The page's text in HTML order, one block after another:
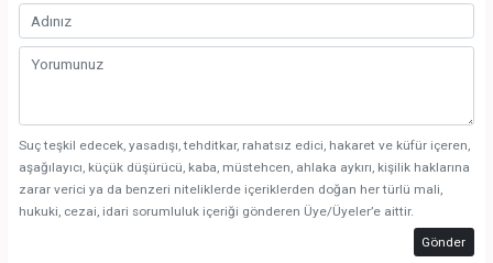
Suç teşkil edecek, yasadışı, tehditkar, rahatsız edici, hakaret ve küfür içeren,
aşağılayıcı, küçük düşürücü, kaba, müstehcen, ahlaka aykırı, kişilik haklarına
zarar verici ya da benzeri niteliklerde içeriklerden doğan her türlü mali,
hukuki, cezai, idari sorumluluk içeriği gönderen Üye/Üyeler’e aittir.
Gönder